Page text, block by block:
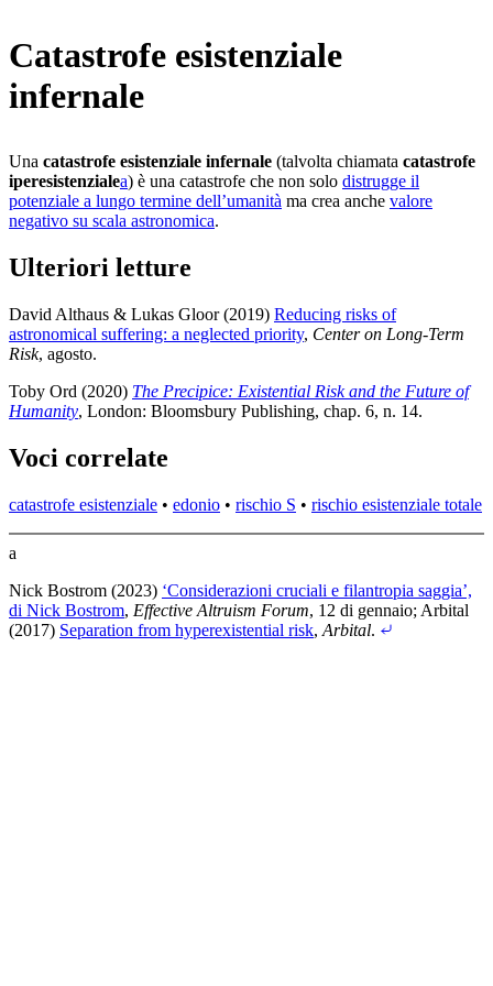
Catastrofe esistenziale
infernale
Una catastrofe esistenziale infernale (talvolta chiamata catastrofe
iperesistenzialea) è una catastrofe che non solo distrugge il
potenziale a lungo termine dell’umanità ma crea anche valore
negativo su scala astronomica.
Ulteriori letture
David Althaus & Lukas Gloor (2019) Reducing risks of
astronomical suffering: a neglected priority, Center on Long-Term
Risk, agosto.
Toby Ord (2020) The Precipice: Existential Risk and the Future of
Humanity, London: Bloomsbury Publishing, chap. 6, n. 14.
Voci correlate
catastrofe esistenziale • edonio • rischio S • rischio esistenziale totale
a
Nick Bostrom (2023) ‘Considerazioni cruciali e filantropia saggia’,
di Nick Bostrom, Effective Altruism Forum, 12 di gennaio; Arbital
(2017) Separation from hyperexistential risk, Arbital.